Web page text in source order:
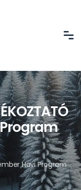
Havi Program